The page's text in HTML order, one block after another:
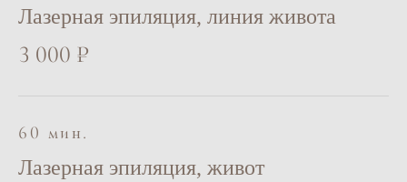
Лазерная эпиляция, линия живота
3 000 ₽
60 мин.
Лазерная эпиляция, живот